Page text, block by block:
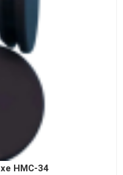
HMC-34